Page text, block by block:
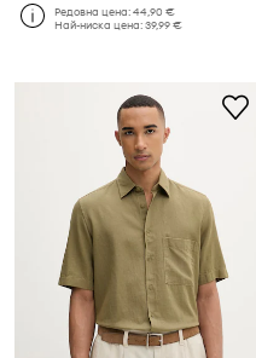
Редовна цена:44,90 €
Най-ниска цена:39,99 €